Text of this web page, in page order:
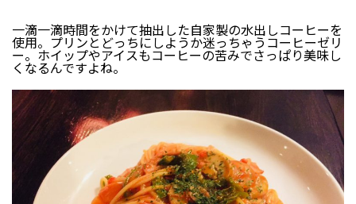
一滴一滴時間をかけて抽出した自家製の水出しコーヒーを
使用。プリンとどっちにしようか迷っちゃうコーヒーゼリ
ー。ホイップやアイスもコーヒーの苦みでさっぱり美味し
くなるんですよね。